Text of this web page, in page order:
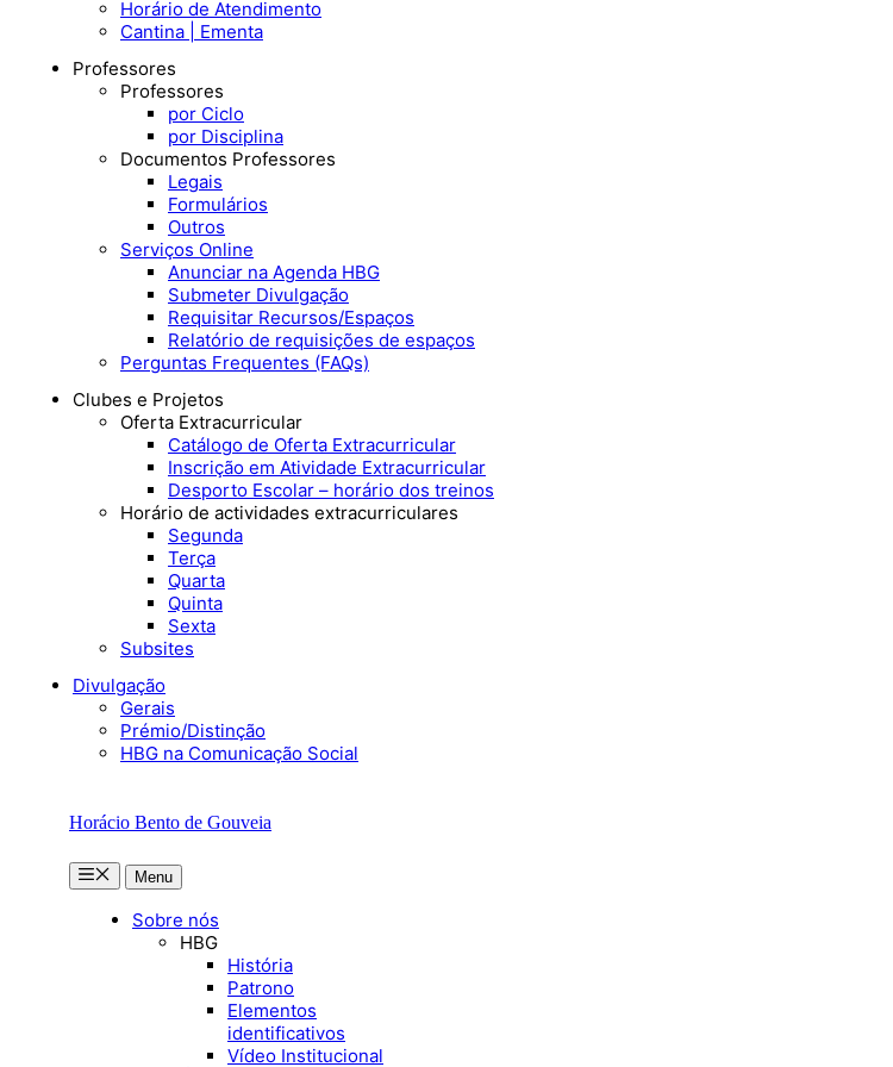
Horário de Atendimento
Cantina | Ementa
Professores
Professores
por Ciclo
por Disciplina
Documentos Professores
Legais
Formulários
Outros
Serviços Online
Anunciar na Agenda HBG
Submeter Divulgação
Requisitar Recursos/Espaços
Relatório de requisições de espaços
Perguntas Frequentes (FAQs)
Clubes e Projetos
Oferta Extracurricular
Catálogo de Oferta Extracurricular
Inscrição em Atividade Extracurricular
Desporto Escolar – horário dos treinos
Horário de actividades extracurriculares
Segunda
Terça
Quarta
Quinta
Sexta
Subsites
Divulgação
Gerais
Prémio/Distinção
HBG na Comunicação Social
Horácio Bento de Gouveia
MenuMenu
Sobre nós
HBG
História
Patrono
Elementos
identificativos
Vídeo Institucional